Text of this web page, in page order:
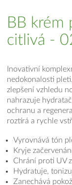
BB krém
citlivá -
Inovativní
nedokonalosti
zlepšení vzhledu
nahrazuje
ochranu a
roztírá a rychle
Vyrovnává tón
Kryje
Chrání proti UV
Hydratuje,
Zanechává